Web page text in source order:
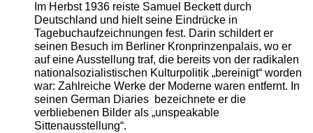
Im Herbst 1936 reiste Samuel Beckett durch
Deutschland und hielt seine Eindrücke in
Tagebuchaufzeichnungen fest. Darin schildert er
seinen Besuch im Berliner Kronprinzenpalais, wo er
auf eine Ausstellung traf, die bereits von der radikalen
nationalsozialistischen Kulturpolitik „bereinigt“ worden
war: Zahlreiche Werke der Moderne waren entfernt. In
seinen German Diaries bezeichnete er die
verbliebenen Bilder als „unspeakable
Sittenausstellung“.